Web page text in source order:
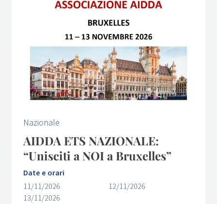
Nazionale
AIDDA ETS NAZIONALE:
“Unisciti a NOI a Bruxelles”
Date e orari
11/11/2026
12/11/2026
13/11/2026